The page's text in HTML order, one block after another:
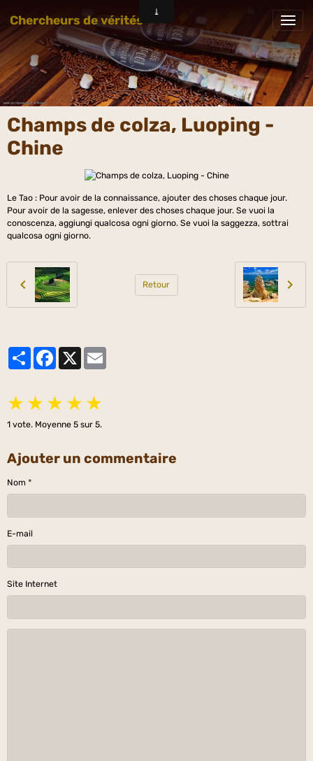
Chercheurs de vérités
Champs de colza, Luoping -
Chine
Le Tao : Pour avoir de la connaissance, ajouter des choses chaque jour.
Pour avoir de la sagesse, enlever des choses chaque jour. Se vuoi la
conoscenza, aggiungi qualcosa ogni giorno. Se vuoi la saggezza, sottrai
qualcosa ogni giorno.
Retour
PartagerFacebook
★ ★ ★ ★ ★
1 vote. Moyenne 5 sur 5.
Ajouter un commentaire
Nom
E-mail
Site Internet